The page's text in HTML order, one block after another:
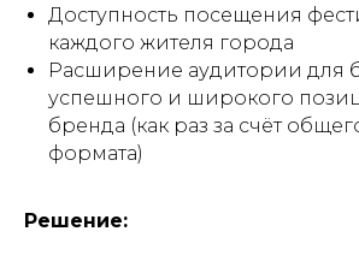
Доступность посещения
каждого жителя города
Расширение аудитории для
успешного и широкого
бренда (как раз за счёт
формата)
Решение: